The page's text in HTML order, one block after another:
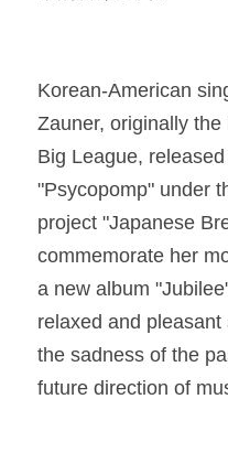
Korean-American
Zauner, originally
Big League,
"Psycopomp" under
project "Japanese
commemorate her
a new album
relaxed and
the sadness of the
future direction of